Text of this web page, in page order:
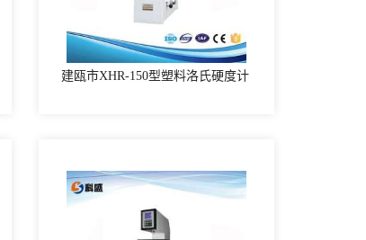
建瓯市XHR-150型塑料洛氏硬度计